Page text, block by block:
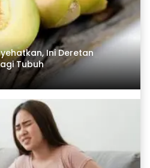
Ini Deretan
Tubuh